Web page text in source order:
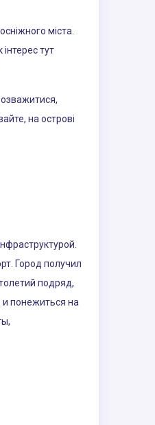
міста.
тут
на острові
Город получил
подряд,
понежиться на